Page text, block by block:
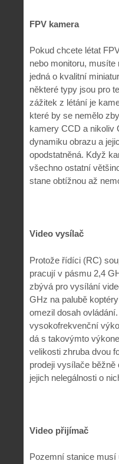
FPV kamera
Pokud chcete létat
nebo monitoru,
jedná o kvalitní
některé typy jsou pro
zážitek z létání je
které by se nemělo
kamery CCD a nikoliv
dynamiku obrazu a
opodstatněná. Když
všechno ostatní
stane obtížnou až
Video vysílač
Protože řídíci (RC)
pracují v pásmu 2,4
zbývá pro vysílání
GHz na palubě
omezil dosah
vysokofrekvenční
dá s takovýmto
velikosti zhruba dvou
prodeji vysílače
jejich nelegálnosti o
Video přijímač
Pozemní stanice musí